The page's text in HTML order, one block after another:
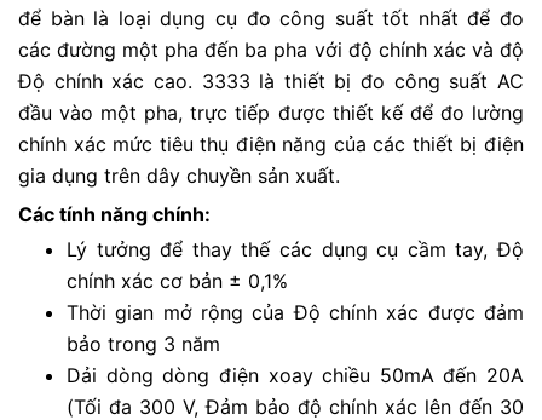
để bàn là loại dụng cụ đo công suất tốt nhất để đo
các đường một pha đến ba pha với độ chính xác và độ
Độ chính xác cao. 3333 là thiết bị đo công suất AC
đầu vào một pha, trực tiếp được thiết kế để đo lường
chính xác mức tiêu thụ điện năng của các thiết bị điện
gia dụng trên dây chuyền sản xuất.
Các tính năng chính:
Lý tưởng để thay thế các dụng cụ cầm tay, Độ
chính xác cơ bản ± 0,1%
Thời gian mở rộng của Độ chính xác được đảm
bảo trong 3 năm
Dải dòng dòng điện xoay chiều 50mA đến 20A
(Tối đa 300 V, Đảm bảo độ chính xác lên đến 30